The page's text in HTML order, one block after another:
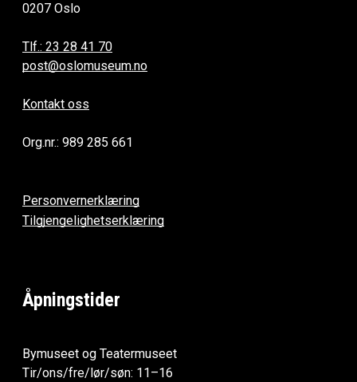
0207 Oslo
Tlf.: 23 28 41 70
post@oslomuseum.no
Kontakt oss
Org.nr.: 989 285 661
Personvernerklæring
Tilgjengelighetserklæring
Åpningstider
Bymuseet og Teatermuseet
Tir/ons/fre/lør/søn: 11–16